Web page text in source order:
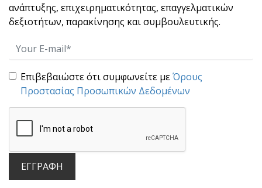
3 συμβουλές για αποτελεσματική ηγεσία
ανάπτυξης, επιχειρηματικότητας, επαγγελματικών
δεξιοτήτων, παρακίνησης και συμβουλευτικής.
Επιβεβαιώστε ότι συμφωνείτε μεΌρους
Προστασίας Προσωπικών Δεδομένων
ΕΓΓΡΑΦΗ